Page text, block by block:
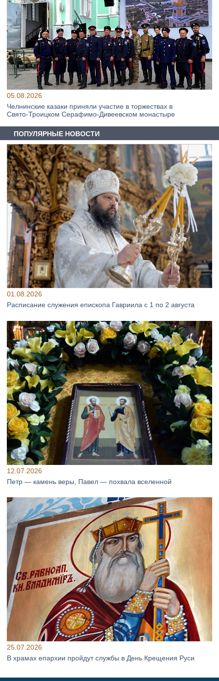
05.08.2026
Челнинские казаки приняли участие в торжествах в
Свято‑Троицком Серафимо‑Дивеевском монастыре
ПОПУЛЯРНЫЕ НОВОСТИ
01.08.2026
Расписание служения епископа Гавриила с 1 по 2 августа
12.07.2026
Петр — камень веры, Павел — похвала вселенной
25.07.2026
В храмах епархии пройдут службы в День Крещения Руси